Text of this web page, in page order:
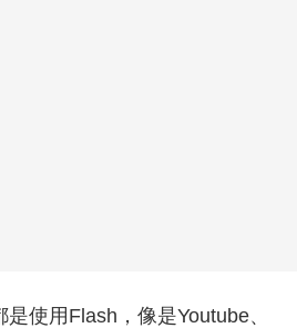
使用Flash，像是Youtube、